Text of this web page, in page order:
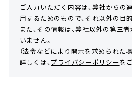
ご入力いただく内容は、弊社からの
用するためのもので、それ以外の目
また、その情報は、弊社以外の第三
いません。
（法令などにより開示を求められた
詳しくは、 プライバシーポリシーを